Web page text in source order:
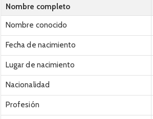
Nombre completo
Nombre conocido
Fecha de nacimiento
Lugar de nacimiento
Nacionalidad
Profesión